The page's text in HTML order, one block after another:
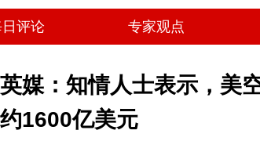
评论 专家观点
英媒：知情人士表示，美
约1600亿美元